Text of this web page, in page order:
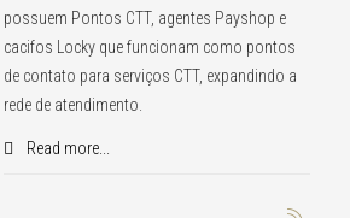
possuem Pontos CTT, agentes Payshop e
cacifos Locky que funcionam como pontos
de contato para serviços CTT, expandindo a
rede de atendimento.
Read more...